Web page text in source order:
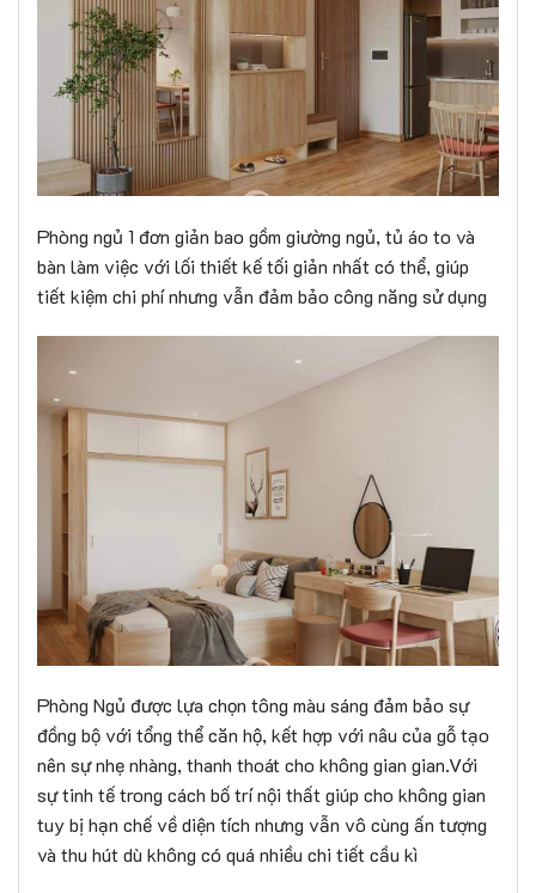
Phòng ngủ 1 đơn giản bao gồm giường ngủ, tủ áo to và
bàn làm việc với lối thiết kế tối giản nhất có thể, giúp
tiết kiệm chi phí nhưng vẫn đảm bảo công năng sử dụng
Phòng Ngủ được lựa chọn tông màu sáng đảm bảo sự
đồng bộ với tổng thể căn hộ, kết hợp với nâu của gỗ tạo
nên sự nhẹ nhàng, thanh thoát cho không gian gian.Với
sự tinh tế trong cách bố trí nội thất giúp cho không gian
tuy bị hạn chế về diện tích nhưng vẫn vô cùng ấn tượng
và thu hút dù không có quá nhiều chi tiết cầu kì